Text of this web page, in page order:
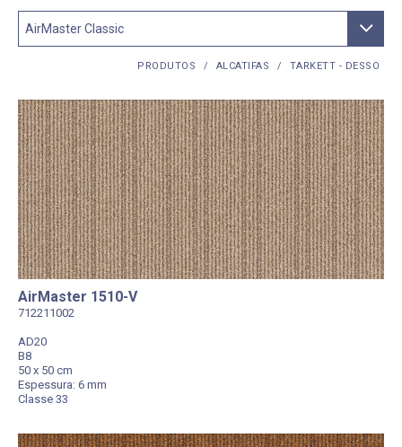
PRODUTOS / ALCATIFAS / TARKETT - DESSO
AirMaster 1510-V
712211002
AD20
B8
50 x 50 cm
Espessura: 6 mm
Classe 33